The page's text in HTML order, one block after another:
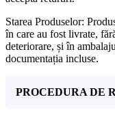
Starea Produselor:
în care au fost livrate,
deteriorare, și în
documentația incluse.
PROCEDURA DE